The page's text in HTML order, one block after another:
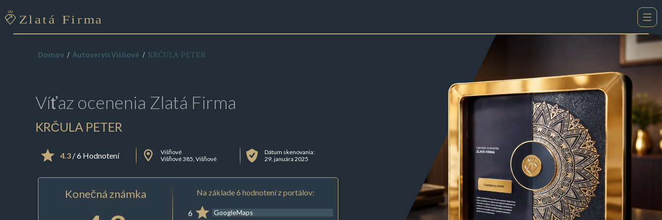
Domov Autoservis Višňové KRČULA PETER
Víťaz ocenenia Zlatá Firma
KRČULA PETER
4.3/ 6 Hodnotení
Višňové
Višňové 385, Višňové
Dátum skenovania:
29. januára 2025
Konečná známka Na základe 6 hodnotení z portálov:
6 GoogleMaps